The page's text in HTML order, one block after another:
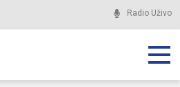
Radio Uživo